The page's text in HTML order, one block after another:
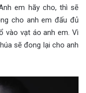
em hãy cho, thì sẽ
cho anh em đấu đủ
vào vạt áo anh em. Vì
sẽ đong lại cho anh